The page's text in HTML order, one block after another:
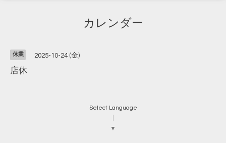
カレンダー
休業 2025-10-24 (金)
店休
Select Language
▼